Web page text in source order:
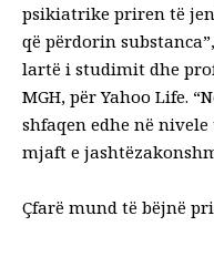
psikiatrike priren të
që përdorin
lartë i studimit dhe
MGH, për Yahoo Life.
shfaqen edhe në
mjaft e
Çfarë mund të bëjnë